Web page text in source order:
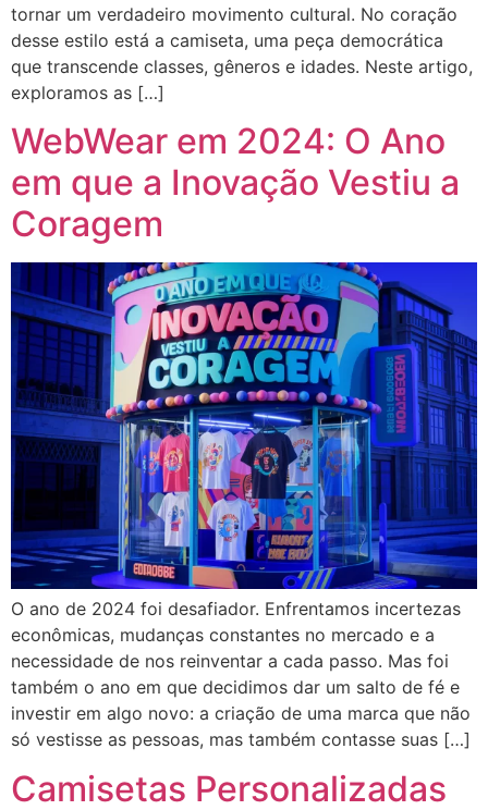
tornar um verdadeiro movimento cultural. No coração
desse estilo está a camiseta, uma peça democrática
que transcende classes, gêneros e idades. Neste artigo,
exploramos as […]
WebWear em 2024: O Ano
em que a Inovação Vestiu a
Coragem
O ano de 2024 foi desafiador. Enfrentamos incertezas
econômicas, mudanças constantes no mercado e a
necessidade de nos reinventar a cada passo. Mas foi
também o ano em que decidimos dar um salto de fé e
investir em algo novo: a criação de uma marca que não
só vestisse as pessoas, mas também contasse suas […]
Camisetas Personalizadas